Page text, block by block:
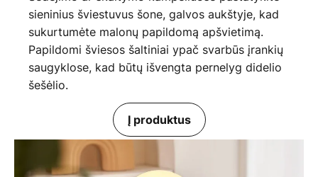
sieninius šviestuvus šone, galvos aukštyje, kad
sukurtumėte malonų papildomą apšvietimą.
Papildomi šviesos šaltiniai ypač svarbūs įrankių
saugyklose, kad būtų išvengta pernelyg didelio
šešėlio.
Į produktus